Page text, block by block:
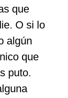
que
O si lo
algún
que
puto.